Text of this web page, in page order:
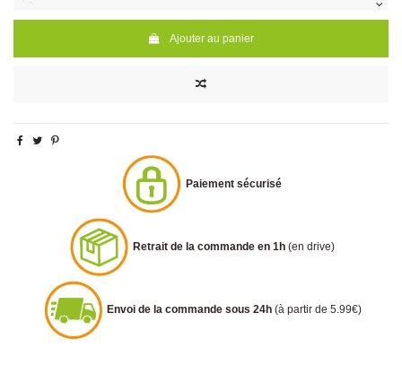
Ajouter au panier
Paiement sécurisé
Retrait de la commande en 1h (en drive)
Envoi de la commande sous 24h (à partir de 5.99€)